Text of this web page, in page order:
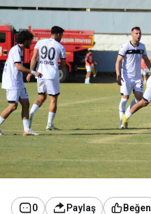
0 Paylaş Beğen